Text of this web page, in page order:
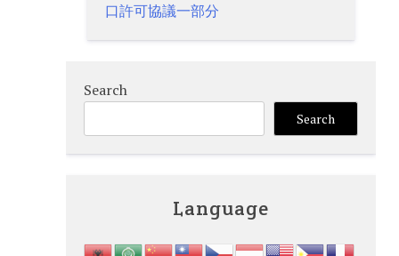
口許可協議一部分
Search
Search
Language